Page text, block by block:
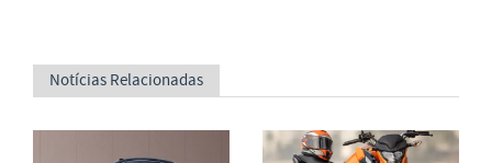
Notícias Relacionadas